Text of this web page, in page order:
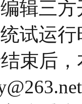
辑三
试运
束后